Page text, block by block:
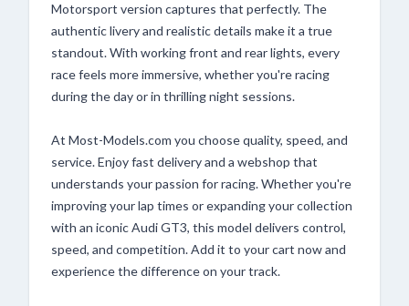
Motorsport version captures that perfectly. The
authentic livery and realistic details make it a true
standout. With working front and rear lights, every
race feels more immersive, whether you're racing
during the day or in thrilling night sessions.
At Most-Models.com you choose quality, speed, and
service. Enjoy fast delivery and a webshop that
understands your passion for racing. Whether you're
improving your lap times or expanding your collection
with an iconic Audi GT3, this model delivers control,
speed, and competition. Add it to your cart now and
experience the difference on your track.